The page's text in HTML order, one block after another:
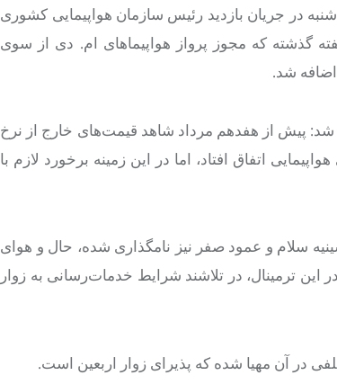
در جریان بازدید رئیس سازمان هواپیمایی کشوری
گذشته که مجوز پرواز هواپیماهای ام. دی از سوی
شد: پیش از هفدهم مرداد شاهد قیمت‌های خارج از نرخ
اتفاق افتاد، اما در این زمینه برخورد لازم با
گالری سلام، حسینیه سلام و عمود صفر نیز نامگذاری شده، حال و هوای
این ترمینال، در تلاشند شرایط خدمات‌رسانی به زوار
در آن مهیا شده که پذیرای زوار اربعین است.